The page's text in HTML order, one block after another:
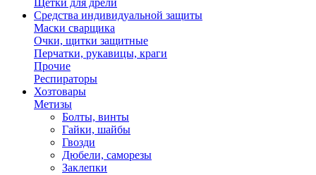
Щетки для дрели
Средства индивидуальной защиты
Маски сварщика
Очки, щитки защитные
Перчатки, рукавицы, краги
Прочие
Респираторы
Хозтовары
Метизы
Болты, винты
Гайки, шайбы
Гвозди
Дюбели, саморезы
Заклепки